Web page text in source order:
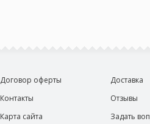
Договор оферты
Контакты
Карта сайта
Доставка
Отзывы
Задать